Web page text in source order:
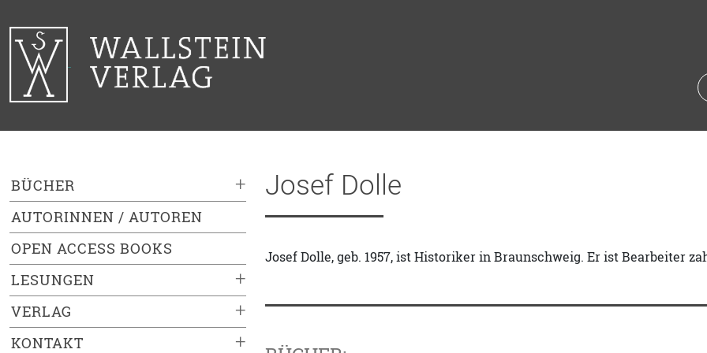
+
BÜCHER
AUTORINNEN / AUTOREN
OPEN ACCESS BOOKS
+
LESUNGEN
+
VERLAG
+
KONTAKT
Josef Dolle
Josef Dolle, geb. 1957, ist Historiker in Braunschweig. Er ist Bearbeiter